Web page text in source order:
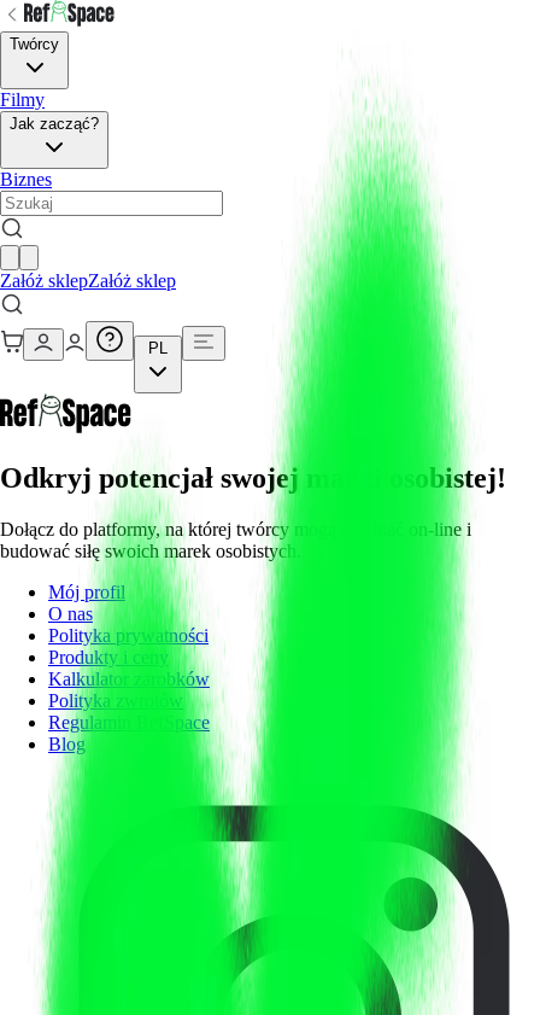
Twórcy
Filmy
Jak zacząć?
Biznes
Załóż sklepZałóż sklep
PL
Odkryj potencjał swojej marki osobistej!
Dołącz do platformy, na której twórcy mogą zarabiać on-line i
budować siłę swoich marek osobistych.
Mój profil
O nas
Polityka prywatności
Produkty i ceny
Kalkulator zarobków
Polityka zwrotów
Regulamin RefSpace
Blog